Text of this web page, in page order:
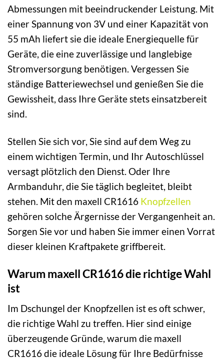
Abmessungen mit beeindruckender Leistung. Mit
einer Spannung von 3V und einer Kapazität von
55 mAh liefert sie die ideale Energiequelle für
Geräte, die eine zuverlässige und langlebige
Stromversorgung benötigen. Vergessen Sie
ständige Batteriewechsel und genießen Sie die
Gewissheit, dass Ihre Geräte stets einsatzbereit
sind.
Stellen Sie sich vor, Sie sind auf dem Weg zu
einem wichtigen Termin, und Ihr Autoschlüssel
versagt plötzlich den Dienst. Oder Ihre
Armbanduhr, die Sie täglich begleitet, bleibt
stehen. Mit den maxell CR1616 Knopfzellen
gehören solche Ärgernisse der Vergangenheit an.
Sorgen Sie vor und haben Sie immer einen Vorrat
dieser kleinen Kraftpakete griffbereit.
Warum maxell CR1616 die richtige Wahl
ist
Im Dschungel der Knopfzellen ist es oft schwer,
die richtige Wahl zu treffen. Hier sind einige
überzeugende Gründe, warum die maxell
CR1616 die ideale Lösung für Ihre Bedürfnisse